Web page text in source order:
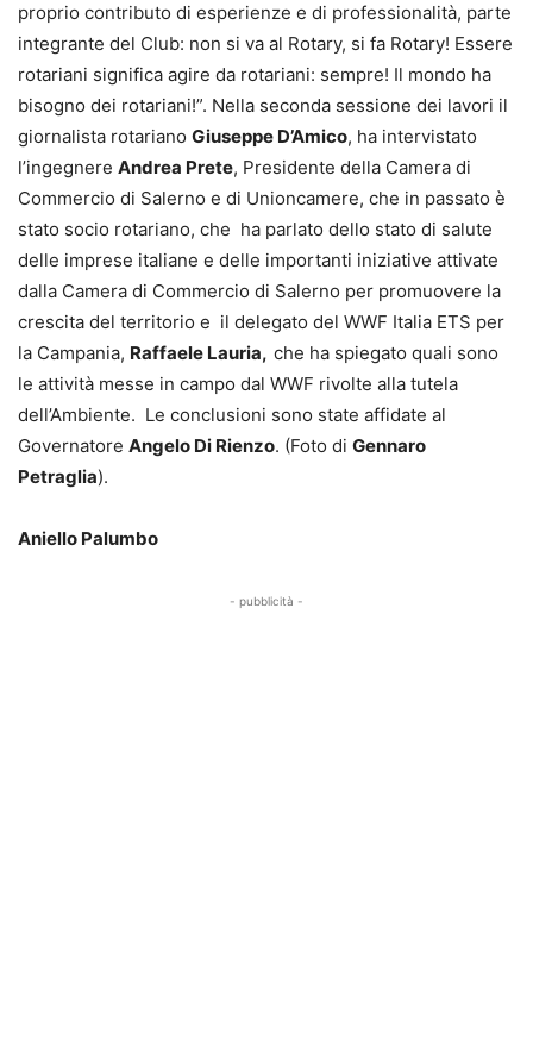
proprio contributo di esperienze e di professionalità, parte
integrante del Club: non si va al Rotary, si fa Rotary! Essere
rotariani significa agire da rotariani: sempre! Il mondo ha
bisogno dei rotariani!”. Nella seconda sessione dei lavori il
giornalista rotariano Giuseppe D’Amico, ha intervistato
l’ingegnere Andrea Prete, Presidente della Camera di
Commercio di Salerno e di Unioncamere, che in passato è
stato socio rotariano, che ha parlato dello stato di salute
delle imprese italiane e delle importanti iniziative attivate
dalla Camera di Commercio di Salerno per promuovere la
crescita del territorio e il delegato del WWF Italia ETS per
la Campania, Raffaele Lauria, che ha spiegato quali sono
le attività messe in campo dal WWF rivolte alla tutela
dell’Ambiente. Le conclusioni sono state affidate al
Governatore Angelo Di Rienzo. (Foto di Gennaro
Petraglia).
Aniello Palumbo
- pubblicità -